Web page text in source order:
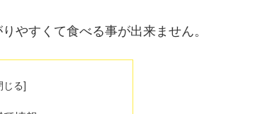
やすくて食べる事が出来ません。